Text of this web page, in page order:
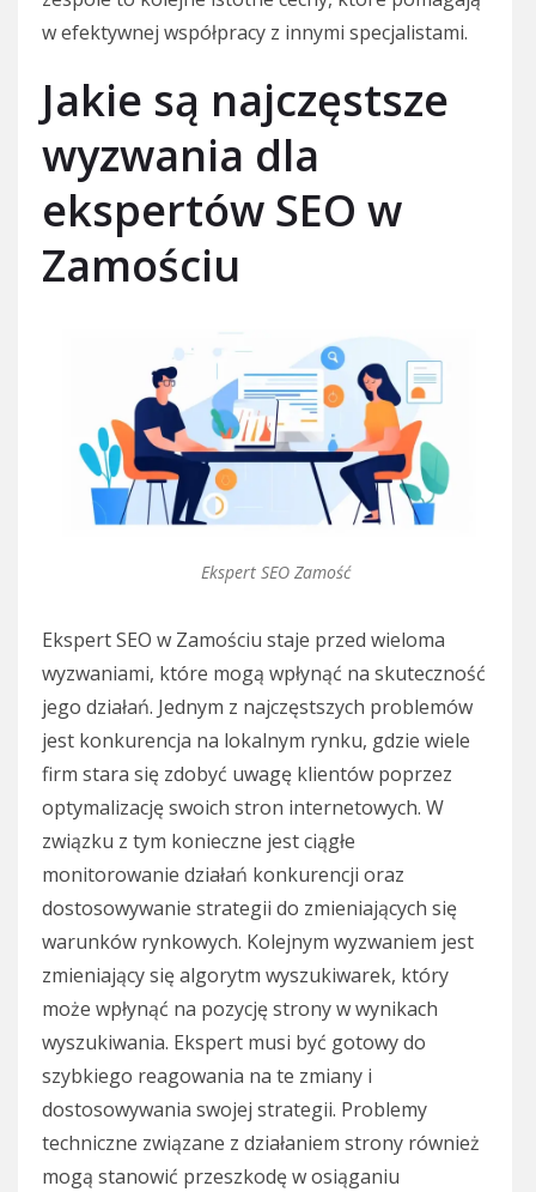
w efektywnej współpracy z innymi specjalistami.
Jakie są najczęstsze
wyzwania dla
ekspertów SEO w
Zamościu
Ekspert SEO Zamość
Ekspert SEO w Zamościu staje przed wieloma
wyzwaniami, które mogą wpłynąć na skuteczność
jego działań. Jednym z najczęstszych problemów
jest konkurencja na lokalnym rynku, gdzie wiele
firm stara się zdobyć uwagę klientów poprzez
optymalizację swoich stron internetowych. W
związku z tym konieczne jest ciągłe
monitorowanie działań konkurencji oraz
dostosowywanie strategii do zmieniających się
warunków rynkowych. Kolejnym wyzwaniem jest
zmieniający się algorytm wyszukiwarek, który
może wpłynąć na pozycję strony w wynikach
wyszukiwania. Ekspert musi być gotowy do
szybkiego reagowania na te zmiany i
dostosowywania swojej strategii. Problemy
techniczne związane z działaniem strony również
mogą stanowić przeszkodę w osiąganiu